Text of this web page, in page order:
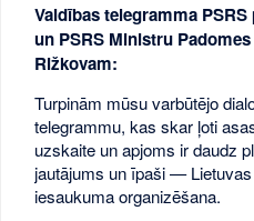
Valdības telegramma
un PSRS Ministru
Rižkovam:
Turpinām mūsu varbūtējo
telegrammu, kas skar ļoti
uzskaite un apjoms ir daudz
jautājums un īpaši —
iesaukuma organizēšana.